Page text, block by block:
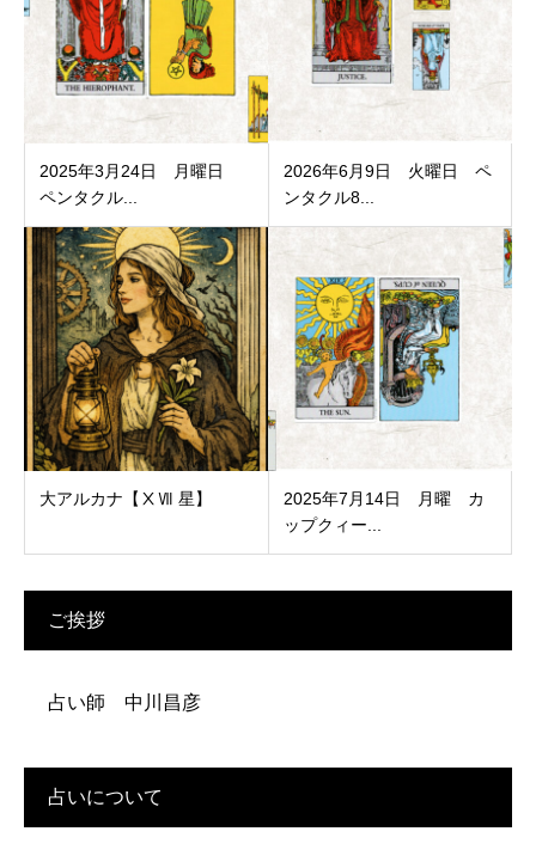
2025年3月24日 月曜日
ペンタクル...
2026年6月9日 火曜日 ペ
ンタクル8...
大アルカナ【ⅩⅦ 星】
2025年7月14日 月曜 カ
ップクィー...
ご挨拶
占い師 中川昌彦
占いについて